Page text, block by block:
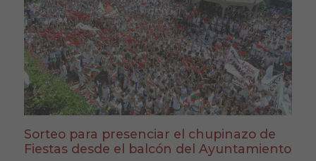
Sorteo para presenciar el chupinazo de
Fiestas desde el balcón del Ayuntamiento